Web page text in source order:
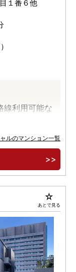
１番６他
線利用可能な
アが生活圏
ザイン
ルのマンション一覧
あとで見る